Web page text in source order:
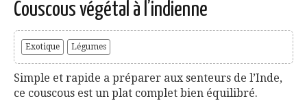
Couscous végétal à l’indienne
Exotique Légumes
Simple et rapide a préparer aux senteurs de l’Inde,
ce couscous est un plat complet bien équilibré.